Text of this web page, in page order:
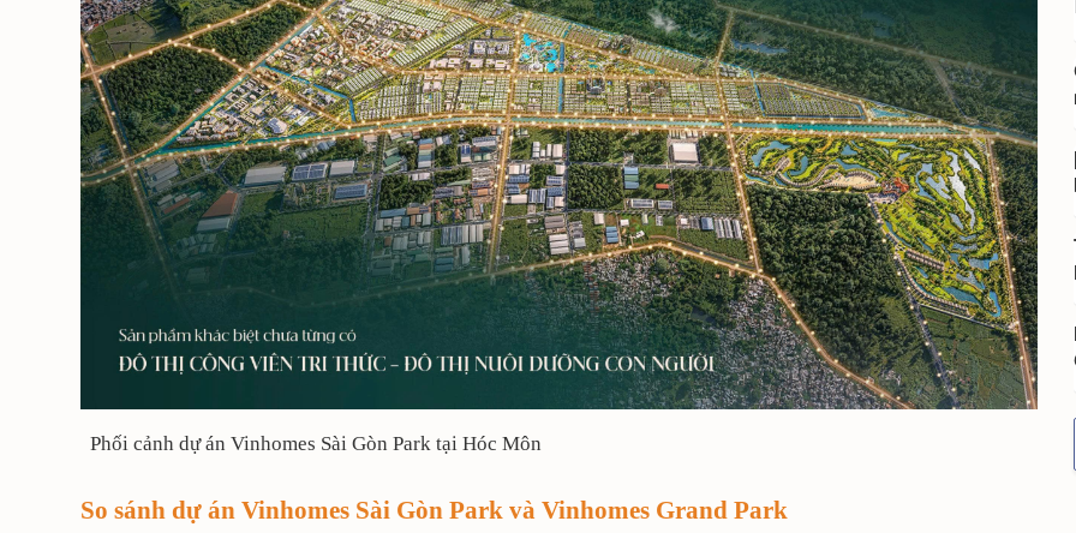
Phối cảnh dự án Vinhomes Sài Gòn Park tại Hóc Môn
So sánh dự án Vinhomes Sài Gòn Park và Vinhomes Grand Park